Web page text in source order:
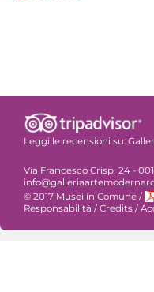
Leggi le recensioni su:
Via Francesco Crispi 24 -
© 2017 Musei in Comune /
Responsabilità / Credits /